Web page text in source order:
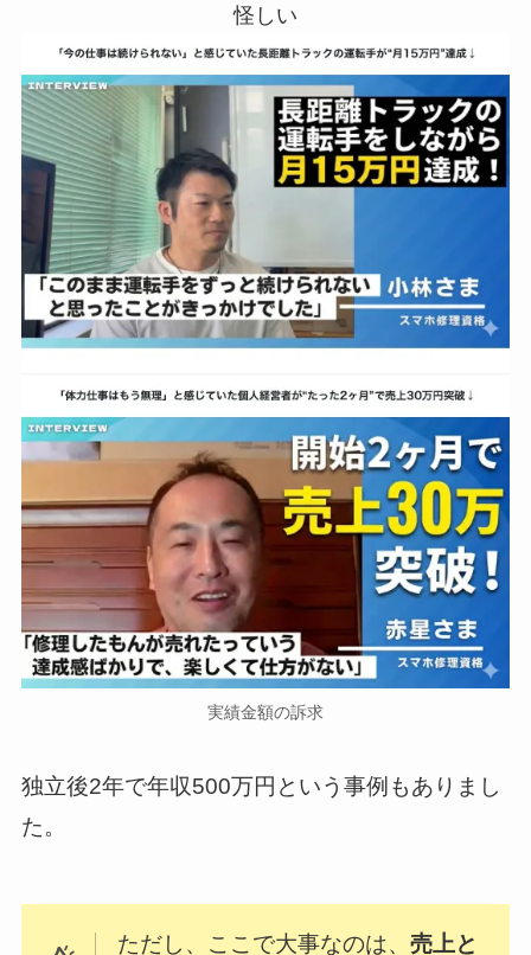
実績金額の訴求
独立後2年で年収500万円という事例もありまし
た。
ただし、ここで大事なのは、 売上と